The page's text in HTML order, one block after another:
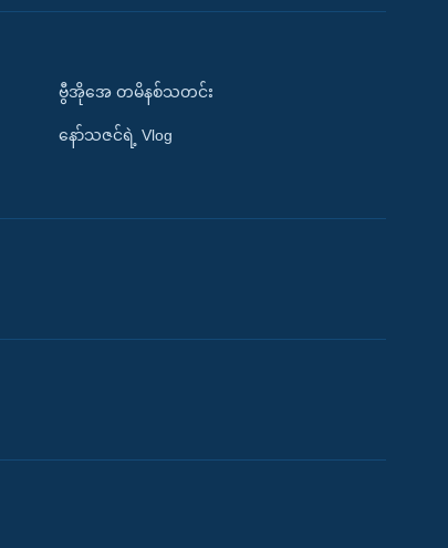
ဗွီအိုအေ တမိနစ်သတင်း
နော်သဇင်ရဲ့ Vlog